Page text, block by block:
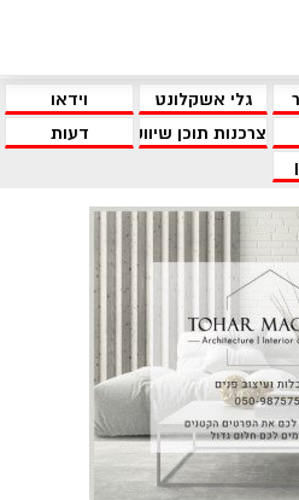
גלי אשקלונט
וידאו
צרכנות תוכן שיווקי
דעות